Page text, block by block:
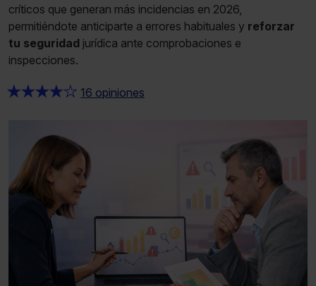
críticos que generan más incidencias en 2026,
permitiéndote anticiparte a errores habituales y reforzar
tu seguridad jurídica ante comprobaciones e
inspecciones.
★★★★★ 16 opiniones